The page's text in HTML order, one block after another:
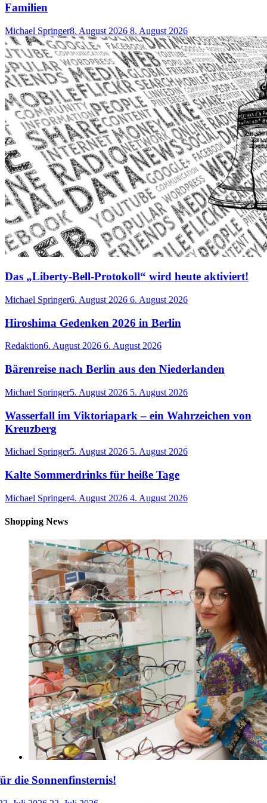
Familien
Michael Springer8. August 2026 8. August 2026
Das „Liberty-Bell-Protokoll“ wird heute aktiviert!
Michael Springer6. August 2026 6. August 2026
Hiroshima Gedenken 2026 in Berlin
Redaktion6. August 2026 6. August 2026
Bärenreise nach Berlin aus den Niederlanden
Michael Springer5. August 2026 5. August 2026
Wasserfall im Viktoriapark – ein Wahrzeichen von
Kreuzberg
Michael Springer5. August 2026 5. August 2026
Kalte Sommerdrinks für heiße Tage
Michael Springer4. August 2026 4. August 2026
Shopping News
die Sonnenfinsternis!